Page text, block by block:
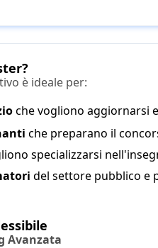
è ideale per:
che vogliono aggiornarsi
che preparano il
specializzarsi
del settore pubblico e
Avanzata